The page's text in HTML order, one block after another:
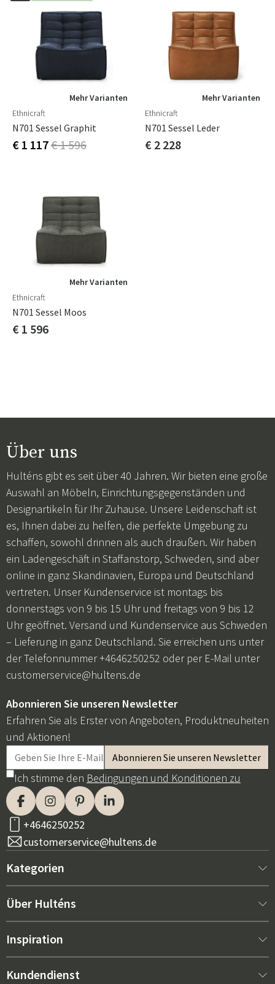
Mehr Varianten
Ethnicraft
N701 Sessel Graphit
€ 1 117€ 1 596
Mehr Varianten
Ethnicraft
N701 Sessel Leder
€ 2 228
Mehr Varianten
Ethnicraft
N701 Sessel Moos
€ 1 596
Über uns
Hulténs gibt es seit über 40 Jahren. Wir bieten eine große
Auswahl an Möbeln, Einrichtungsgegenständen und
Designartikeln für Ihr Zuhause. Unsere Leidenschaft ist
es, Ihnen dabei zu helfen, die perfekte Umgebung zu
schaffen, sowohl drinnen als auch draußen. Wir haben
ein Ladengeschäft in Staffanstorp, Schweden, sind aber
online in ganz Skandinavien, Europa und Deutschland
vertreten. Unser Kundenservice ist montags bis
donnerstags von 9 bis 15 Uhr und freitags von 9 bis 12
Uhr geöffnet. Versand und Kundenservice aus Schweden
– Lieferung in ganz Deutschland. Sie erreichen uns unter
der Telefonnummer +4646250252 oder per E-Mail unter
customerservice@hultens.de
Abonnieren Sie unseren Newsletter
Erfahren Sie als Erster von Angeboten, Produktneuheiten
und Aktionen!
Ich stimme den Bedingungen und Konditionen zu
+4646250252
customerservice@hultens.de
Kategorien
Neu bei uns
Innenausstattung
Über Hulténs
Über Hulténs
Inspiration
Bestseller
Kundendienst